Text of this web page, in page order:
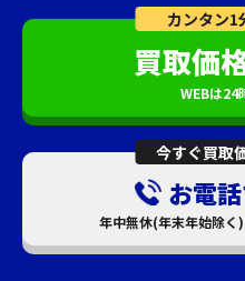
カンタン1
買取価
WEBは24
今すぐ買取
お電
年中無休(年末年始除